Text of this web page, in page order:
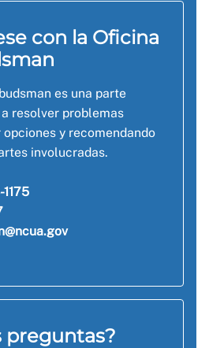
con la Oficina
es una parte
resolver problemas
y recomendando
involucradas.
preguntas?